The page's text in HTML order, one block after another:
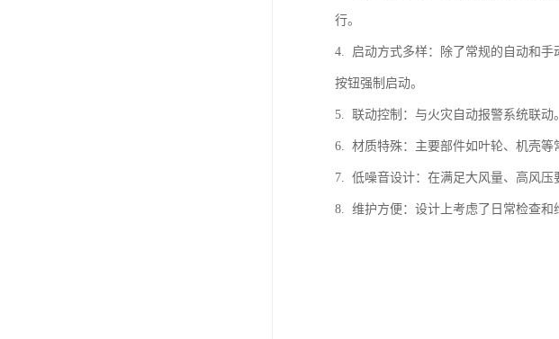
行。
4. 启动方式多样：除了常规的自动和手
按钮强制启动。
5. 联动控制：与火灾自动报警系统联动
6. 材质特殊：主要部件如叶轮、机壳等
7. 低噪音设计：在满足大风量、高风压
8. 维护方便：设计上考虑了日常检查和